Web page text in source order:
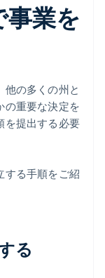
事業を
他の多くの州と
の重要な決定を
を提出する必要
する手順をご紹
る